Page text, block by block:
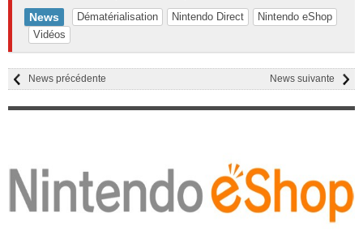
News Dématérialisation Nintendo Direct
Nintendo eShop
Vidéos
News suivante
News précédente